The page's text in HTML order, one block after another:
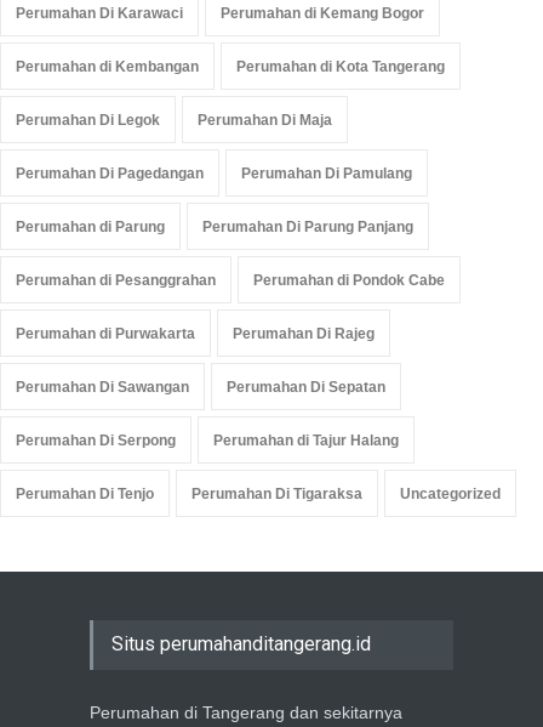
Perumahan Di Karawaci Perumahan di Kemang Bogor
Perumahan di Kembangan Perumahan di Kota Tangerang
Perumahan Di Legok Perumahan Di Maja
Perumahan Di Pagedangan Perumahan Di Pamulang
Perumahan di Parung Perumahan Di Parung Panjang
Perumahan di Pesanggrahan Perumahan di Pondok Cabe
Perumahan di Purwakarta Perumahan Di Rajeg
Perumahan Di Sawangan Perumahan Di Sepatan
Perumahan Di Serpong Perumahan di Tajur Halang
Perumahan Di Tenjo Perumahan Di Tigaraksa Uncategorized
Situs perumahanditangerang.id
Perumahan di Tangerang dan sekitarnya